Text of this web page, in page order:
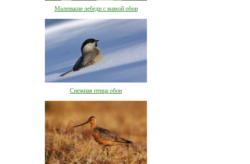
Маленькие лебеди с мамой обои
Снежная птица обои